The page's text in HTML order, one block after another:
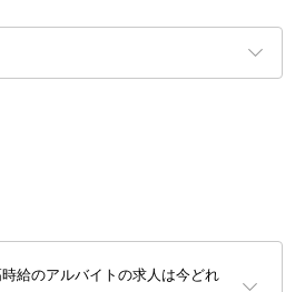
給のアルバイトの求人は今どれ